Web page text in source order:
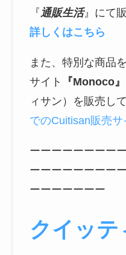
『通販生活』にて
詳しくはこちら
また、特別な商品
サイト
『Monoco』
ィサン）を販売し
でのCuitisan販売サ
ーーーーーーーー
ーーーーーーーー
ーーーーーーー
クイッテ